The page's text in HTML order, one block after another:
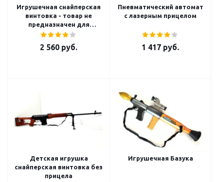
Игрушечная снайперская
винтовка - товар не
предназначен для
продажи
2 560 руб.
Пневматический автомат
с лазерным прицелом
1 417 руб.
Детская игрушка
снайперская винтовка без
прицела
Игрушечная Базука